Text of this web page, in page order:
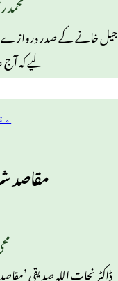
جیل خانے کے صدر دروازے
لیے کہ
مقاصد
ڈاکٹر نجات اللہ صدیقی